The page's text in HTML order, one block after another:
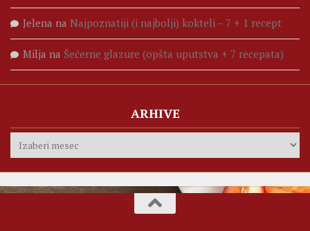
Jelena na Najpoznatiji (i najbolji) kokteli – 7 + 1 recept
Milja na Šećerne glazure (opšta uputstva + 7 recepata)
ARHIVE
Arhive